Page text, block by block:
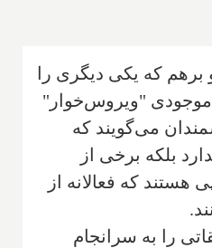
که یکی دیگری را
موجودی "ویروس‌خوار"
می‌گویند که
بلکه برخی از
که فعالانه از
را به سرانجام